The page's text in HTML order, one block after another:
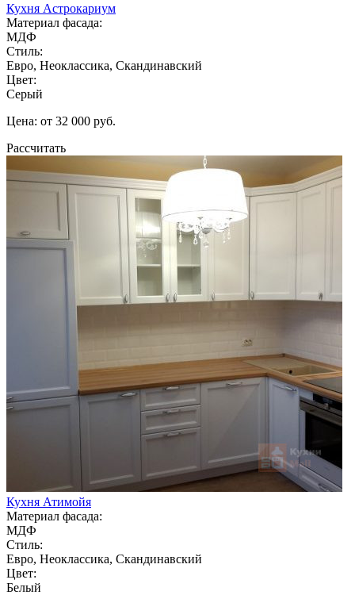
Кухня Астрокариум
Материал фасада:
МДФ
Стиль:
Евро, Неоклассика, Скандинавский
Цвет:
Серый
Цена: от 32 000 руб.
Рассчитать
Кухня Атимойя
Материал фасада:
МДФ
Стиль:
Евро, Неоклассика, Скандинавский
Цвет:
Белый